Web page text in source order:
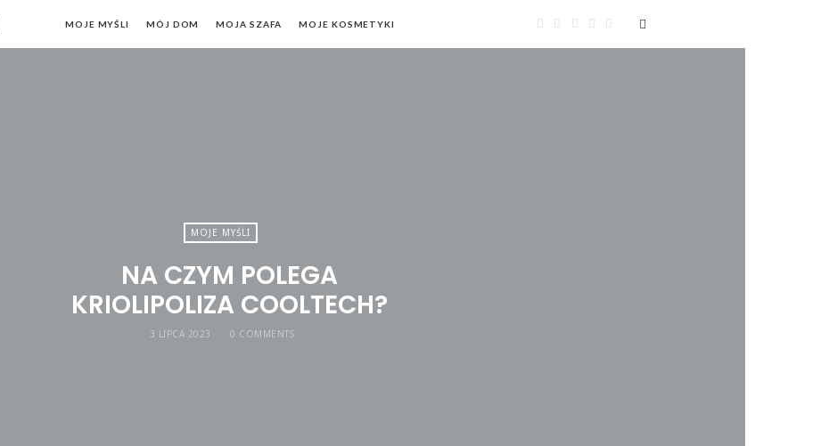
MOJE MYŚLI MÓJ DOM MOJA SZAFA MOJE KOSMETYKI
MOJE MYŚLI
NA CZYM POLEGA
KRIOLIPOLIZA COOLTECH?
3 LIPCA 2023 0 COMMENTS